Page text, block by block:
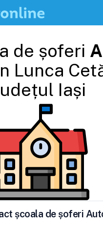
de șoferi
Lunca
Iași
școala de șoferi